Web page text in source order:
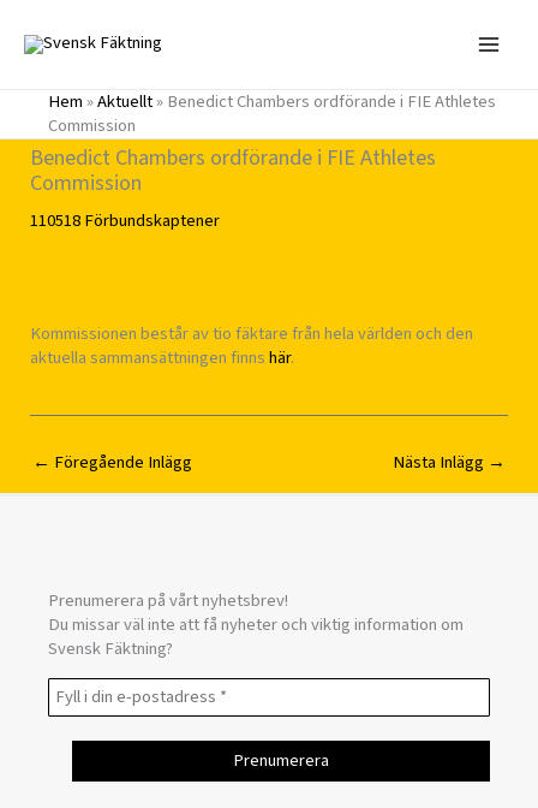
innehåll
Hem»Aktuellt»Benedict Chambers ordförande i FIE Athletes
Commission
Benedict Chambers ordförande i FIE Athletes
Commission
110518Förbundskaptener
Kommissionen består av tio fäktare från hela världen och den
aktuella sammansättningen finnshär.
← Föregående Inlägg Nästa Inlägg →
Prenumerera på vårt nyhetsbrev!
Du missar väl inte att få nyheter och viktig information om
Svensk Fäktning?